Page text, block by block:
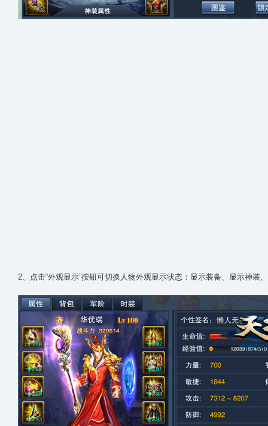
2、点击“外观显示”按钮可切换人物外观显示状态：显示装备、显示神装